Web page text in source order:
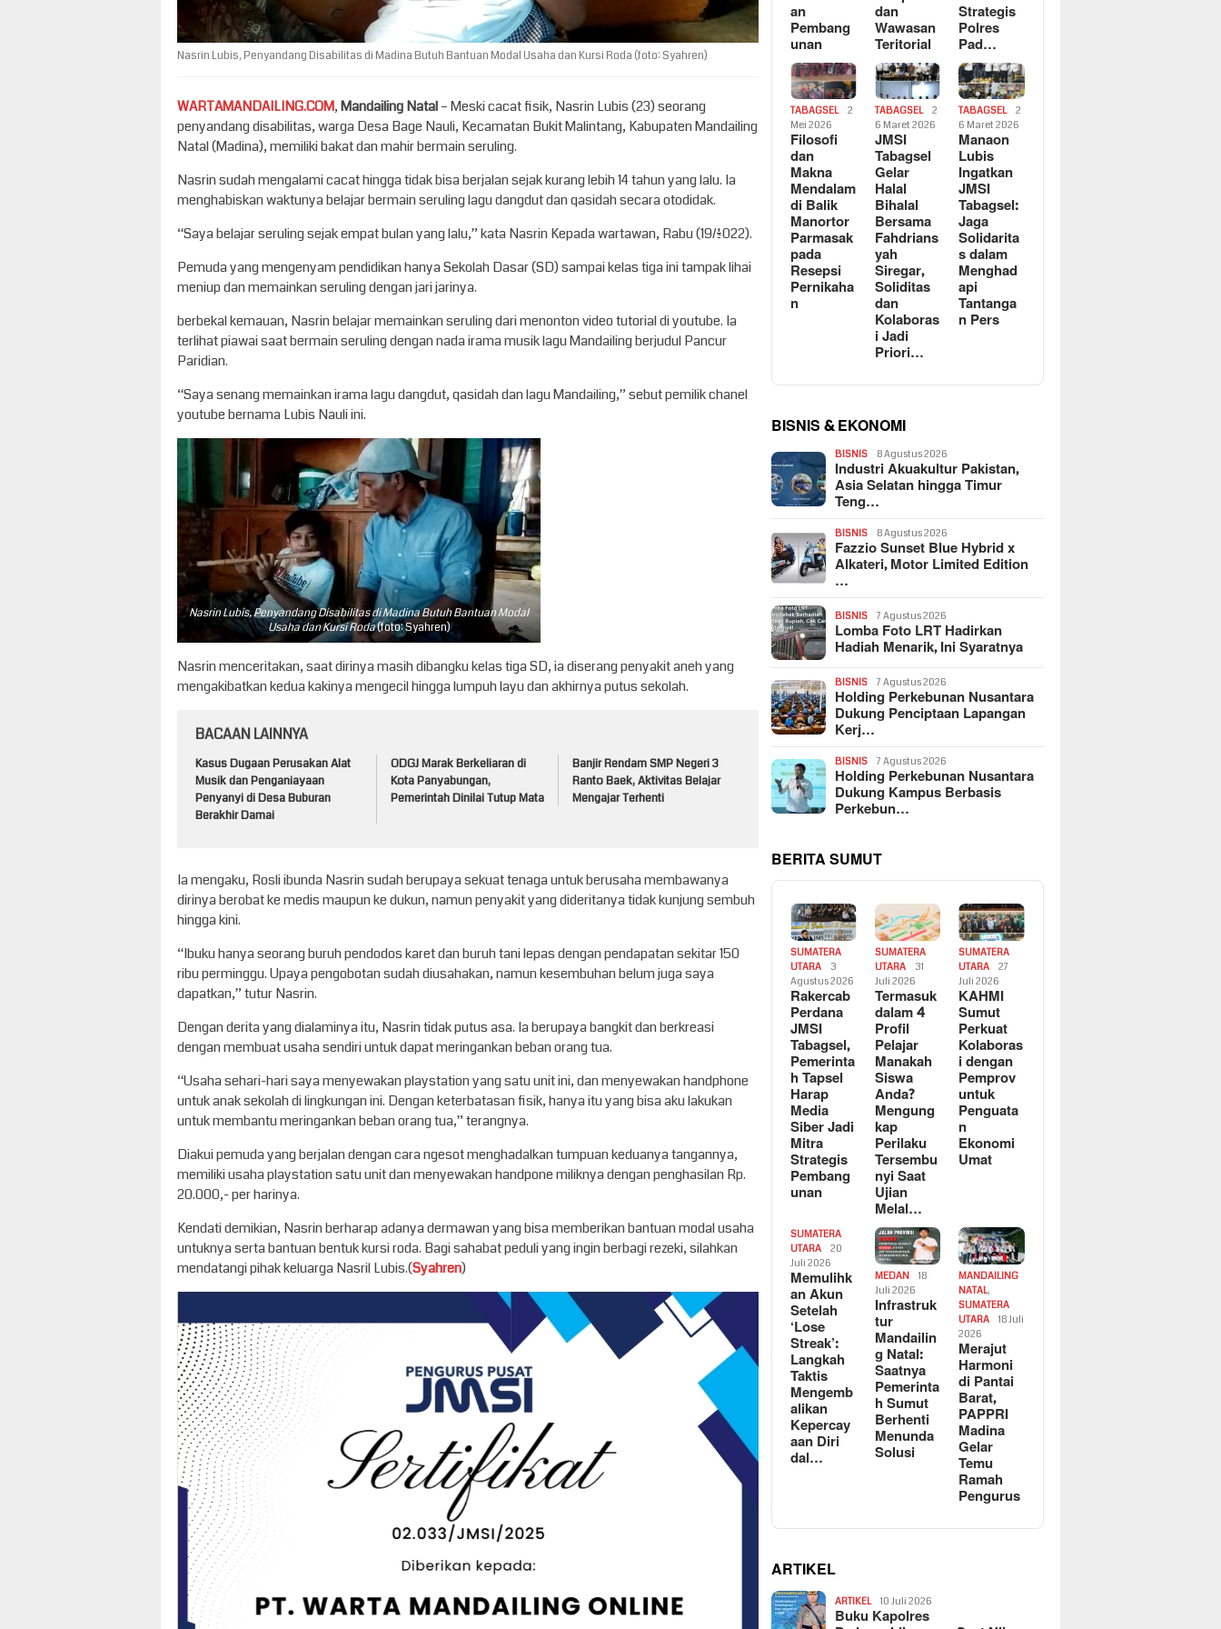
Nasrin Lubis, Penyandang Disabilitas di Madina Butuh Bantuan Modal Usaha dan Kursi Roda (foto: Syahren)
WARTAMANDAILING.COM,Mandailing Natal– Meski cacat fisik, Nasrin Lubis (23) seorang
penyandang disabilitas, warga Desa Bage Nauli, Kecamatan Bukit Malintang, Kabupaten Mandailing
Natal (Madina), memiliki bakat dan mahir bermain seruling.
Nasrin sudah mengalami cacat hingga tidak bisa berjalan sejak kurang lebih 14 tahun yang lalu. Ia
menghabiskan waktunya belajar bermain seruling lagu dangdut dan qasidah secara otodidak.
“Saya belajar seruling sejak empat bulan yang lalu,” kata Nasrin Kepada wartawan, Rabu (19/1/2022).
Pemuda yang mengenyam pendidikan hanya Sekolah Dasar (SD) sampai kelas tiga ini tampak lihai
meniup dan memainkan seruling dengan jari jarinya.
berbekal kemauan, Nasrin belajar memainkan seruling dari menonton video tutorial di youtube. Ia
terlihat piawai saat bermain seruling dengan nada irama musik lagu Mandailing berjudul Pancur
Paridian.
“Saya senang memainkan irama lagu dangdut, qasidah dan lagu Mandailing,” sebut pemilik chanel
youtube bernama Lubis Nauli ini.
Nasrin Lubis, Penyandang Disabilitas di Madina Butuh Bantuan Modal
Usaha dan Kursi Roda(foto: Syahren)
Nasrin menceritakan, saat dirinya masih dibangku kelas tiga SD, ia diserang penyakit aneh yang
mengakibatkan kedua kakinya mengecil hingga lumpuh layu dan akhirnya putus sekolah.
BACAAN LAINNYA
Kasus Dugaan Perusakan Alat
Musik dan Penganiayaan
Penyanyi di Desa Buburan
Berakhir Damai
ODGJ Marak Berkeliaran di
Kota Panyabungan,
Pemerintah Dinilai Tutup Mata
Banjir Rendam SMP Negeri 3
Ranto Baek, Aktivitas Belajar
Mengajar Terhenti
Ia mengaku, Rosli ibunda Nasrin sudah berupaya sekuat tenaga untuk berusaha membawanya
dirinya berobat ke medis maupun ke dukun, namun penyakit yang dideritanya tidak kunjung sembuh
hingga kini.
“Ibuku hanya seorang buruh pendodos karet dan buruh tani lepas dengan pendapatan sekitar 150
ribu perminggu. Upaya pengobotan sudah diusahakan, namun kesembuhan belum juga saya
dapatkan,” tutur Nasrin.
Dengan derita yang dialaminya itu, Nasrin tidak putus asa. Ia berupaya bangkit dan berkreasi
dengan membuat usaha sendiri untuk dapat meringankan beban orang tua.
“Usaha sehari-hari saya menyewakan playstation yang satu unit ini, dan menyewakan handphone
untuk anak sekolah di lingkungan ini. Dengan keterbatasan fisik, hanya itu yang bisa aku lakukan
untuk membantu meringankan beban orang tua,” terangnya.
Diakui pemuda yang berjalan dengan cara ngesot menghadalkan tumpuan keduanya tangannya,
memiliki usaha playstation satu unit dan menyewakan handpone miliknya dengan penghasilan Rp.
20.000,- per harinya.
Kendati demikian, Nasrin berharap adanya dermawan yang bisa memberikan bantuan modal usaha
untuknya serta bantuan bentuk kursi roda. Bagi sahabat peduli yang ingin berbagi rezeki, silahkan
mendatangi pihak keluarga Nasril Lubis.(Syahren)
an
Pembang
unan
dan
Wawasan
Teritorial
Strategis
Polres
Pad…
TABAGSEL
2
Mei 2026
Filosofi
dan
Makna
Mendalam
di Balik
Manortor
Parmasak
pada
Resepsi
Pernikaha
n
TABAGSEL
2
6 Maret 2026
JMSI
Tabagsel
Gelar
Halal
Bihalal
Bersama
Fahdrians
yah
Siregar,
Soliditas
dan
Kolaboras
i Jadi
Priori…
TABAGSEL
2
6 Maret 2026
Manaon
Lubis
Ingatkan
JMSI
Tabagsel:
Jaga
Solidarita
s dalam
Menghad
api
Tantanga
n Pers
BISNIS & EKONOMI
BISNIS 8 Agustus 2026
Industri Akuakultur Pakistan,
Asia Selatan hingga Timur
Teng…
BISNIS 8 Agustus 2026
Fazzio Sunset Blue Hybrid x
Alkateri, Motor Limited Edition
…
BISNIS 7 Agustus 2026
Lomba Foto LRT Hadirkan
Hadiah Menarik, Ini Syaratnya
BISNIS 7 Agustus 2026
Holding Perkebunan Nusantara
Dukung Penciptaan Lapangan
Kerj…
BISNIS 7 Agustus 2026
Holding Perkebunan Nusantara
Dukung Kampus Berbasis
Perkebun…
BERITA SUMUT
SUMATERA
UTARA
3
Agustus 2026
Rakercab
Perdana
JMSI
Tabagsel,
Pemerinta
h Tapsel
Harap
Media
Siber Jadi
Mitra
Strategis
Pembang
unan
SUMATERA
UTARA
31
Juli 2026
Termasuk
dalam 4
Profil
Pelajar
Manakah
Siswa
Anda?
Mengung
kap
Perilaku
Tersembu
nyi Saat
Ujian
Melal…
SUMATERA
UTARA
27
Juli 2026
KAHMI
Sumut
Perkuat
Kolaboras
i dengan
Pemprov
untuk
Penguata
n
Ekonomi
Umat
SUMATERA
UTARA
20
Juli 2026
Memulihk
an Akun
Setelah
‘Lose
Streak’:
Langkah
Taktis
Mengemb
alikan
Kepercay
aan Diri
dal…
MEDAN
18
Juli 2026
Infrastruk
tur
Mandailin
g Natal:
Saatnya
Pemerinta
h Sumut
Berhenti
Menunda
Solusi
MANDAILING
NATAL,
SUMATERA
UTARA
18 Juli
2026
Merajut
Harmoni
di Pantai
Barat,
PAPPRI
Madina
Gelar
Temu
Ramah
Pengurus
ARTIKEL
ARTIKEL 10 Juli 2026
Buku Kapolres